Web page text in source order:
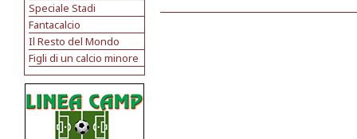
Speciale Stadi
Fantacalcio
Il Resto del Mondo
Figli di un calcio minore